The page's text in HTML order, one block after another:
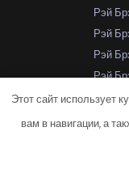
Рэй
Рэй
Рэй
Рэй
Рэй
Рэй
Рэй
Рэй
Этот сайт использует
вам в навигации, а